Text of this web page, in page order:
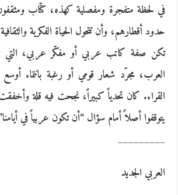
في لحظة متفجرة ومفصلية كهذه، كتّاب
حدود أقطارهم، وأن تتحول الحياة الفكرية
تكن صفة كاتب عربي أو مفكّر عربي، التي
العرب، مجرّد شعار قومي أو رغبة بانتماء
القراء. كان تحدياً كبيراً، نجحت فيه قلة
يتوقفوا أصلاً أمام سؤال “أن تكون عربياً في
_________
العربي الجديد